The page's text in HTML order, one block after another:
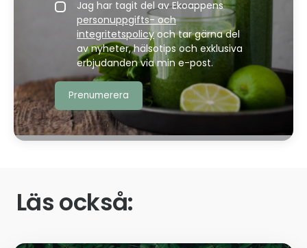
Jag har tagit del av Ekoappens
personuppgifts- och
integritetspolicyoch tar gärna del
av nyheter, hälsotips och exklusiva
erbjudanden via min e-post.
Läs också: